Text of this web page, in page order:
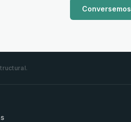
Conversemos